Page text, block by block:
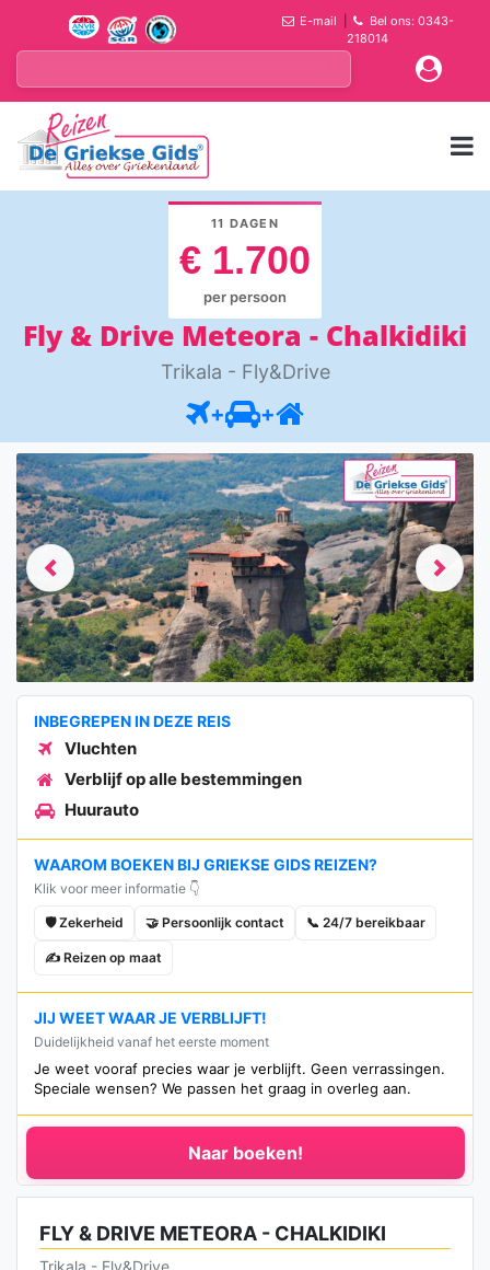
E-mail
Bel ons: 0343-
218014
11 DAGEN
€ 1.700
per persoon
Fly & Drive Meteora - Chalkidiki
Trikala - Fly&Drive
+ +
Previous Next
INBEGREPEN IN DEZE REIS
Vluchten
Verblijf op alle bestemmingen
Huurauto
WAAROM BOEKEN BIJ GRIEKSE GIDS REIZEN?
Klik voor meer informatie 👇
🛡️ Zekerheid 🤝 Persoonlijk contact 📞 24/7 bereikbaar
✍️ Reizen op maat
JIJ WEET WAAR JE VERBLIJFT!
Duidelijkheid vanaf het eerste moment
Je weet vooraf precies waar je verblijft. Geen verrassingen.
Speciale wensen? We passen het graag in overleg aan.
Naar boeken!
FLY & DRIVE METEORA - CHALKIDIKI
Trikala - Fly&Drive